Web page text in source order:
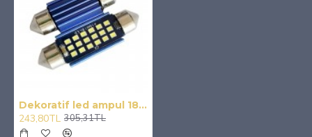
Dekoratif led ampul 18SMD CANBUS 41mm sofit ampul beyaz/ LAAM871
243,80TL 305,31TL